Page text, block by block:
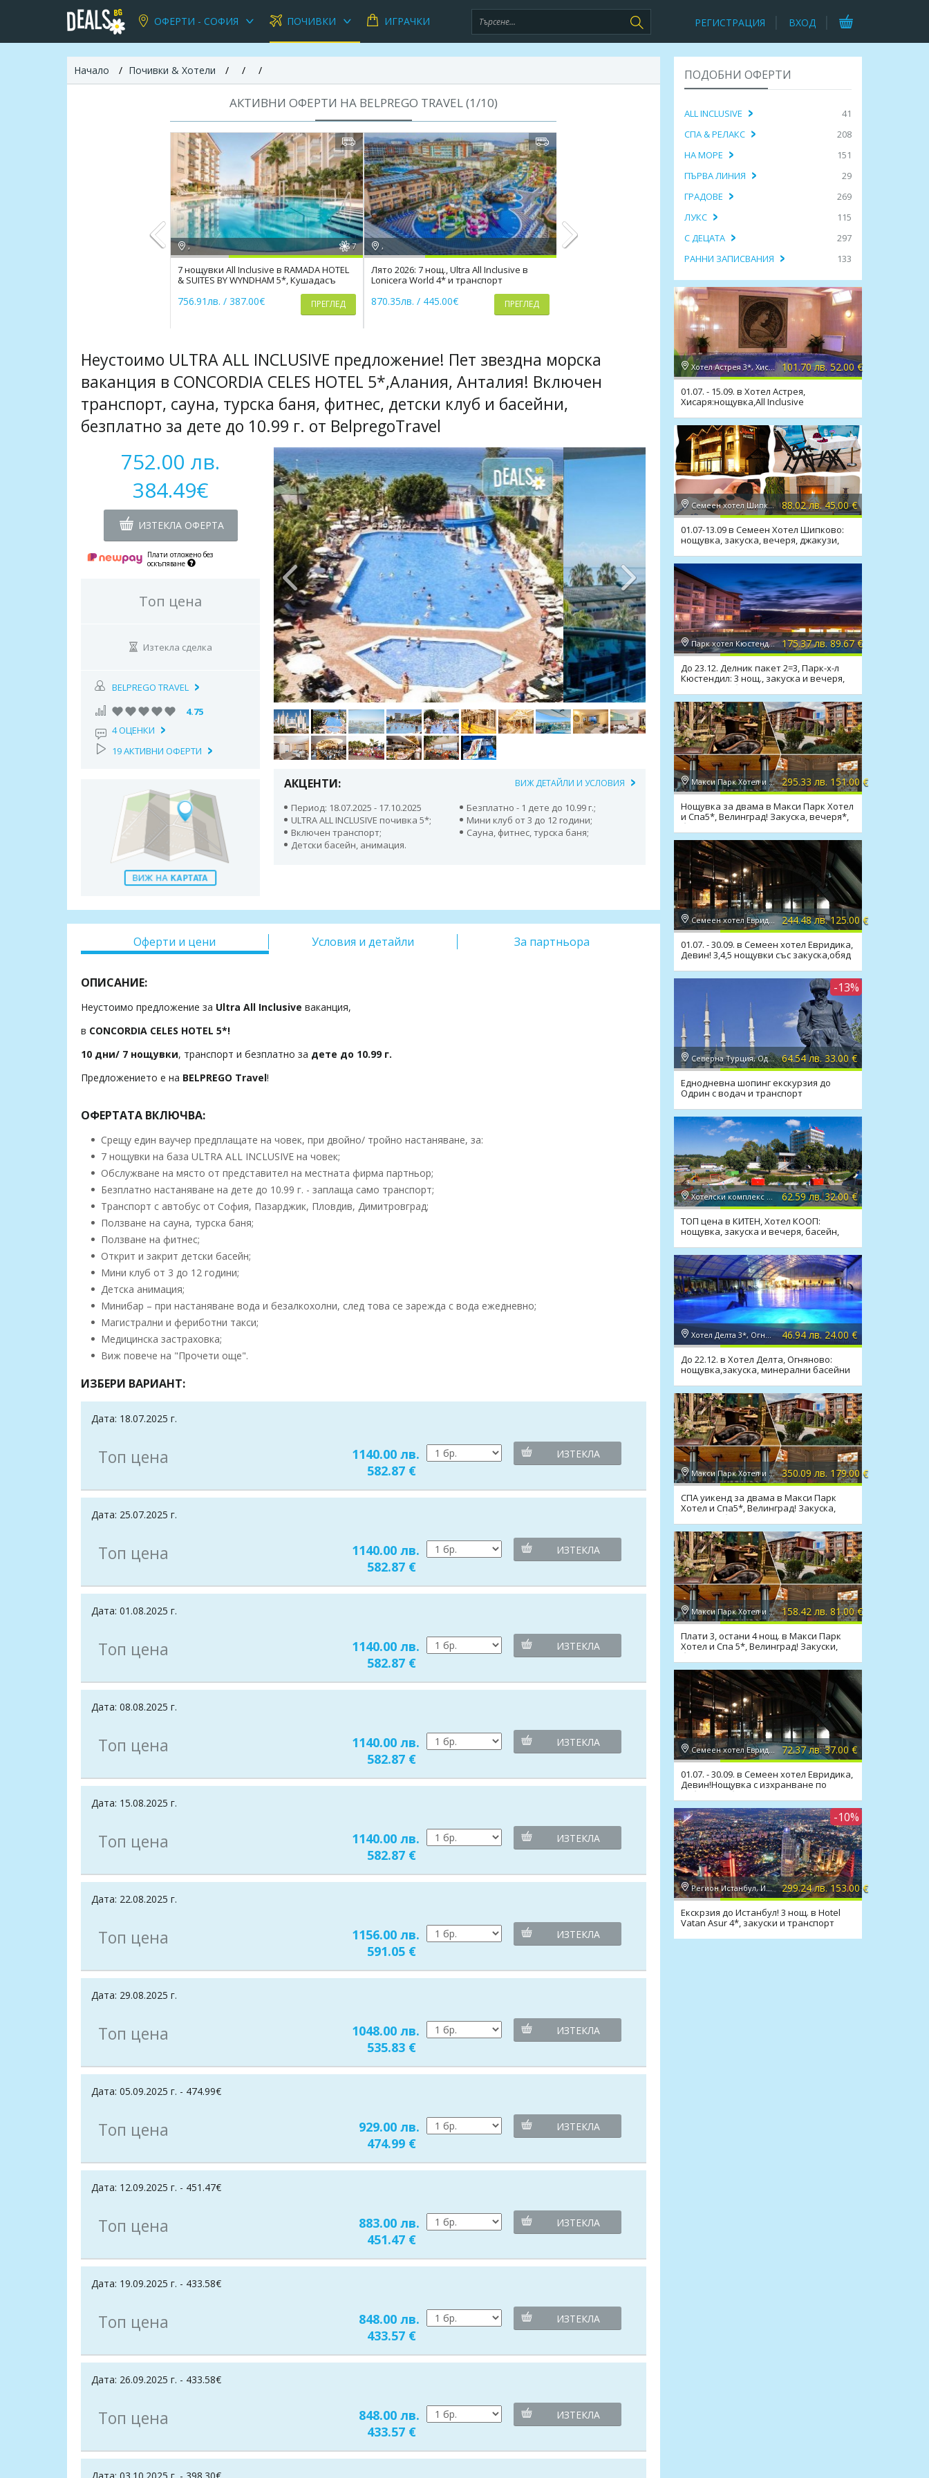
ОФЕРТИ - СОФИЯ ПОЧИВКИ ИГРАЧКИ РЕГИСТРАЦИЯ ВХОД
Начало Почивки & Хотели
АКТИВНИ ОФЕРТИ НА BELPREGO TRAVEL (1/10)
, 7
7 нощувки All Inclusive в RAMADA HOTEL
& SUITES BY WYNDHAM 5*, Кушадасъ
756.91лв. / 387.00€ ПРЕГЛЕД
,
Лято 2026: 7 нощ., Ultra All Inclusive в
Lonicera World 4* и транспорт
870.35лв. / 445.00€ ПРЕГЛЕД
Side 5*, 7 нощувки и транспорт
ПРЕГЛЕД
Coracesium 4*, Алания и транспорт
729.53лв. / 373.00€
Неустоимо ULTRA ALL INCLUSIVE предложение! Пет звездна морска
ваканция в CONCORDIA CELES HOTEL 5*,Алания, Анталия! Включен
транспорт, сауна, турска баня, фитнес, детски клуб и басейни,
безплатно за дете до 10.99 г. от BelpregoTravel
АКЦЕНТИ: ВИЖ ДЕТАЙЛИ И УСЛОВИЯ
Период: 18.07.2025 - 17.10.2025
Безплатно - 1 дете до 10.99 г.;
ULTRA ALL INCLUSIVE почивка 5*;
Мини клуб от 3 до 12 години;
Включен транспорт;
Сауна, фитнес, турска баня;
Детски басейн, анимация.
752.00 лв.
384.49€
ИЗТЕКЛА ОФЕРТА
Плати отложено без
оскъпяване
Топ цена
Изтекла сделка
BELPREGO TRAVEL
4.75
4 ОЦЕНКИ
19 АКТИВНИ ОФЕРТИ
Оферти и цени Условия и детайли За партньора
ОПИСАНИЕ:
Неустоимо предложение за Ultra All Inclusive ваканция,
в CONCORDIA CELES HOTEL 5*!
10 дни/ 7 нощувки, транспорт и безплатно за дете до 10.99 г.
Предложението е на BELPREGO Travel!
ОФЕРТАТА ВКЛЮЧВА:
Срещу един ваучер предплащате на човек, при двойно/ тройно настаняване, за:
7 нощувки на база ULTRA ALL INCLUSIVE на човек;
Обслужване на място от представител на местната фирма партньор;
Безплатно настаняване на дете до 10.99 г. - заплаща само транспорт;
Транспорт с автобус от София, Пазарджик, Пловдив, Димитровград;
Ползване на сауна, турска баня;
Ползване на фитнес;
Открит и закрит детски басейн;
Мини клуб от 3 до 12 години;
Детска анимация;
Минибар – при настаняване вода и безалкохолни, след това се зарежда с вода ежедневно;
Магистрални и фериботни такси;
Медицинска застраховка;
Виж повече на "Прочети още".
ИЗБЕРИ ВАРИАНТ:
Дата: 18.07.2025 г.
Топ цена
1140.00 лв.
582.87 €
ИЗТЕКЛА
Дата: 25.07.2025 г.
Топ цена
1140.00 лв.
582.87 €
ИЗТЕКЛА
Дата: 01.08.2025 г.
Топ цена
1140.00 лв.
582.87 €
ИЗТЕКЛА
Дата: 08.08.2025 г.
Топ цена
1140.00 лв.
582.87 €
ИЗТЕКЛА
Дата: 15.08.2025 г.
Топ цена
1140.00 лв.
582.87 €
ИЗТЕКЛА
Дата: 22.08.2025 г.
Топ цена
1156.00 лв.
591.05 €
ИЗТЕКЛА
Дата: 29.08.2025 г.
Топ цена
1048.00 лв.
535.83 €
ИЗТЕКЛА
Дата: 05.09.2025 г. - 474.99€
Топ цена
929.00 лв.
474.99 €
ИЗТЕКЛА
Дата: 12.09.2025 г. - 451.47€
Топ цена
883.00 лв.
451.47 €
ИЗТЕКЛА
Дата: 19.09.2025 г. - 433.58€
Топ цена
848.00 лв.
433.57 €
ИЗТЕКЛА
Дата: 26.09.2025 г. - 433.58€
Топ цена
848.00 лв.
433.57 €
ИЗТЕКЛА
ПОДОБНИ ОФЕРТИ
ALL INCLUSIVE
41
СПА & РЕЛАКС
208
НА МОРЕ
151
ПЪРВА ЛИНИЯ
29
ГРАДОВЕ
269
ЛУКС
115
С ДЕЦАТА
297
РАННИ ЗАПИСВАНИЯ
133
Хотел Астрея 3*, Хисаря 101.70 лв. 52.00 €
01.07. - 15.09. в Хотел Астрея,
Хисаря:нощувка,All Inclusive
Light,релакс зона,мин. басейн
Семеен хотел Шипково 3*, с. Шипково 88.02 лв. 45.00 €
01.07-13.09 в Семеен Хотел Шипково:
нощувка, закуска, вечеря, джакузи,
сауна, мин. басейн
Парк хотел Кюстендил 4*, Кюстендил 175.37 лв. 89.67 €
До 23.12. Делник пакет 2=3, Парк-х-л
Кюстендил: 3 нощ., закуска и вечеря,
минерален басейн
Макси Парк Хотел и Спа 5*, Велинград 295.33 лв. 151.00 €
Нощувка за двама в Макси Парк Хотел
и Спа5*, Велинград! Закуска, вечеря*,
басейни, СПА
Семеен хотел Евридика 3*, Девин 244.48 лв. 125.00 €
01.07. - 30.09. в Семеен хотел Евридика,
Девин! 3,4,5 нощувки със закуска,обяд
-13%
Северна Турция, Одрин 64.54 лв. 33.00 €
Еднодневна шопинг екскурзия до
Одрин с водач и транспорт
Хотелски комплекс КООП 2*, Китен 62.59 лв. 32.00 €
ТОП цена в КИТЕН, Хотел КООП:
нощувка, закуска и вечеря, басейн,
Хотел Делта 3*, Огняново 46.94 лв. 24.00 €
До 22.12. в Хотел Делта, Огняново:
нощувка,закуска, минерални басейни
Макси Парк Хотел и Спа 5*, Велинград 350.09 лв. 179.00 €
СПА уикенд за двама в Макси Парк
Хотел и Спа5*, Велинград! Закуска,
вечеря*, басейни, СПА
Макси Парк Хотел и Спа 5*, Велинград 158.42 лв. 81.00 €
Плати 3, остани 4 нощ. в Макси Парк
Хотел и Спа 5*, Велинград! Закуски,
басейни, СПА
Семеен хотел Евридика 3*, Девин 72.37 лв. 37.00 €
01.07. - 30.09. в Семеен хотел Евридика,
Девин!Нощувка с изхранване по
избор,мин.басейн
-10%
Регион Истанбул, Истанбул 299.24 лв. 153.00 €
Екскрзия до Истанбул! 3 нощ. в Hotel
Vatan Asur 4*, закуски и транспорт